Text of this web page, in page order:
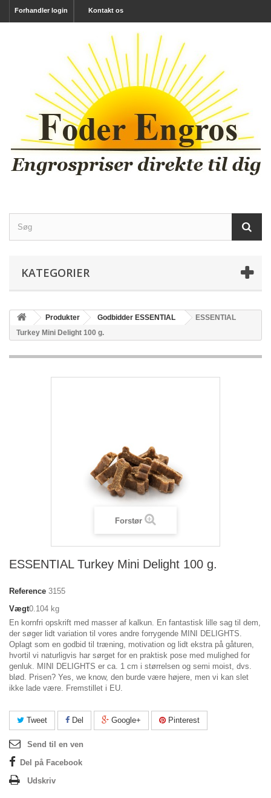
Forhandler login Kontakt os
KATEGORIER
Produkter Godbidder ESSENTIAL
ESSENTIAL
Turkey Mini Delight 100 g.
Forstør
ESSENTIAL Turkey Mini Delight 100 g.
Reference 3155
Vægt0.104 kg
En kornfri opskrift med masser af kalkun. En fantastisk lille sag til dem,
der søger lidt variation til vores andre forrygende MINI DELIGHTS.
Oplagt som en godbid til træning, motivation og lidt ekstra på gåturen,
hvortil vi naturligvis har sørget for en praktisk pose med mulighed for
genluk. MINI DELIGHTS er ca. 1 cm i størrelsen og semi moist, dvs.
blød. Prisen? Yes, we know, den burde være højere, men vi kan slet
ikke lade være. Fremstillet i EU.
Tweet Del Google+ Pinterest
Send til en ven
Del på Facebook
Udskriv